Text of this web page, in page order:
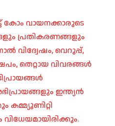
വായനക്കാരുടെ
പ്രതികരണങ്ങളും
വിദ്വേഷം, വെറുപ്പ്,
തെറ്റായ വിവരങ്ങൾ
ഇന്ത്യൻ
വിധേയമായിരിക്കും.